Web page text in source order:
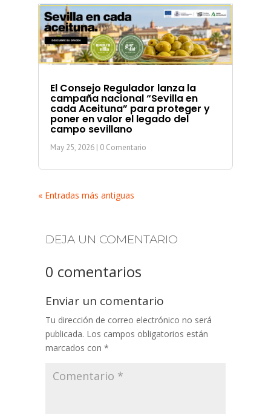
El Consejo Regulador lanza la
campaña nacional “Sevilla en
cada Aceituna” para proteger y
poner en valor el legado del
campo sevillano
May 25, 2026| 0 Comentario
« Entradas más antiguas
DEJA UN COMENTARIO
0 comentarios
Enviar un comentario
Tu dirección de correo electrónico no será
publicada. Los campos obligatorios están
marcados con *